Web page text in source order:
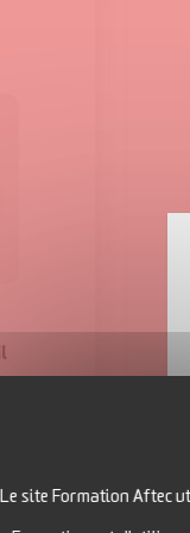
Le site Formation Aftec